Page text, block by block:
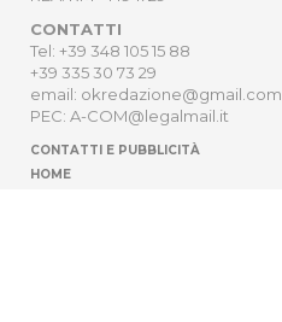
CONTATTI
Tel: +39 348 105 15 88
+39 335 30 73 29
email: okredazione@gmail.com
PEC: A-COM@legalmail.it
CONTATTI E PUBBLICITÀ
HOME